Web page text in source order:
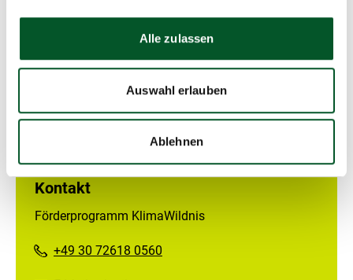
Alle zulassen
Auswahl erlauben
Ablehnen
erforderlich. Hierzu wird eine separate Handreichung
ausgearbeitet, die Ihnen in Kürze hier zur Verfügung
Kontakt
Förderprogramm KlimaWildnis
+49 30 72618 0560